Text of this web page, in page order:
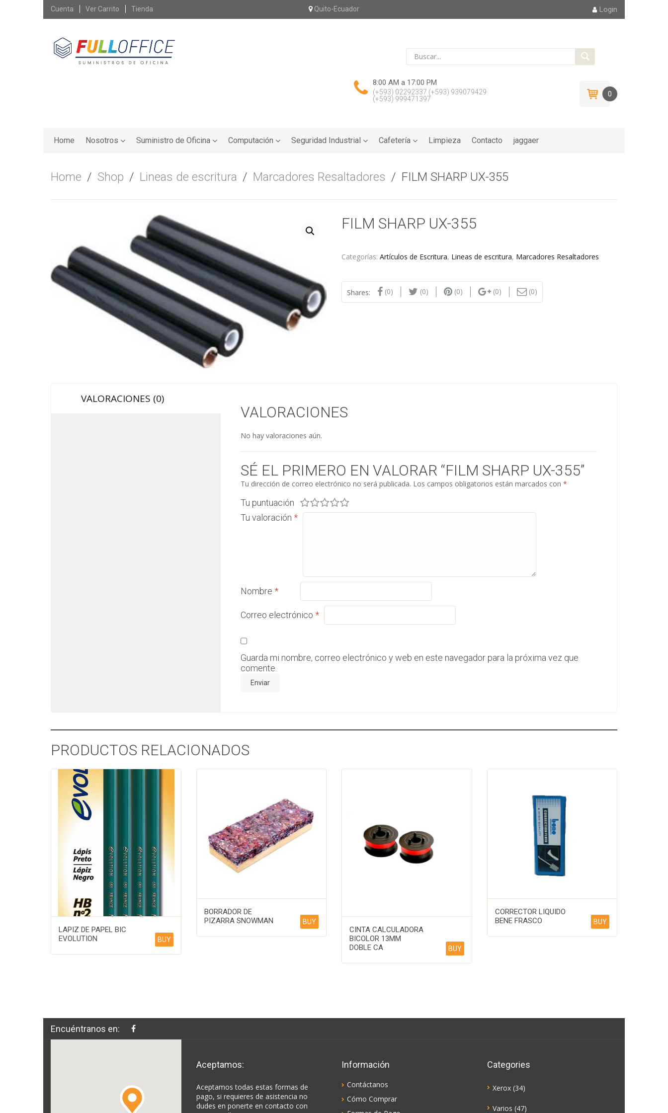
Skip
Cuenta Ver Carrito Tienda Quito-Ecuador Login
8:00 AM a 17:00 PM
(+593) 02292337 (+593) 939079429
(+593) 999471397
0
to
Home Nosotros Suministro de Oficina Computación Seguridad Industrial Cafetería Limpieza Contacto jaggaer
Home / Shop / Lineas de escritura / Marcadores Resaltadores / FILM SHARP UX-355
FILM SHARP UX-355
Categorías: Artículos de Escritura, Lineas de escritura, Marcadores Resaltadores
Shares: (0) (0) (0) (0) (0)
VALORACIONES (0)
VALORACIONES
No hay valoraciones aún.
SÉ EL PRIMERO EN VALORAR “FILM SHARP UX-355”
Tu dirección de correo electrónico no será publicada. Los campos obligatorios están marcados con*
Tu puntuación
Tu valoración*
Nombre*
Correo electrónico*
Guarda mi nombre, correo electrónico y web en este navegador para la próxima vez que
comente.
PRODUCTOS RELACIONADOS
LAPIZ DE PAPEL BIC
EVOLUTION
BUY
BORRADOR DE
PIZARRA SNOWMAN
BUY
CINTA CALCULADORA
BICOLOR 13MM
DOBLE CA
BUY
CORRECTOR LIQUIDO
BENE FRASCO
BUY
Encuéntranos en:
Aceptamos:
Aceptamos todas estas formas de
pago, si requieres de asistencia no
dudes en ponerte en contacto con
Información
Contáctanos
Cómo Comprar
Categories
Xerox (34)
Varios (47)